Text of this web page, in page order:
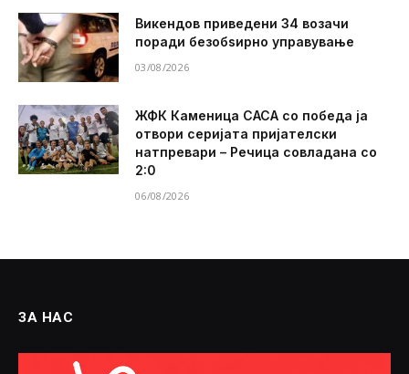
Викендов приведени 34 возачи
поради безобѕирно управување
03/08/2026
ЖФК Каменица САСА со победа ја
отвори серијата пријателски
натпревари – Речица совладана со
2:0
06/08/2026
ЗА НАС